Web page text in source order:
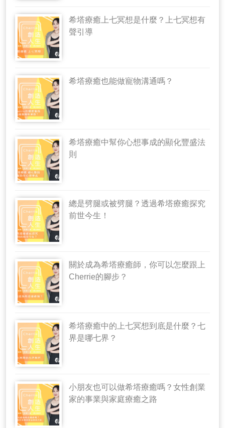
希塔療癒上七冥想是什麼？上七冥想有
聲引導
希塔療癒也能做寵物溝通嗎？
希塔療癒中幫你心想事成的顯化豐盛法
則
總是劈腿或被劈腿？透過希塔療癒探究
前世今生！
關於成為希塔療癒師，你可以怎麼跟上
Cherrie的腳步？
希塔療癒中的上七冥想到底是什麼？七
界是哪七界？
小朋友也可以做希塔療癒嗎？女性創業
家的事業與家庭療癒之路